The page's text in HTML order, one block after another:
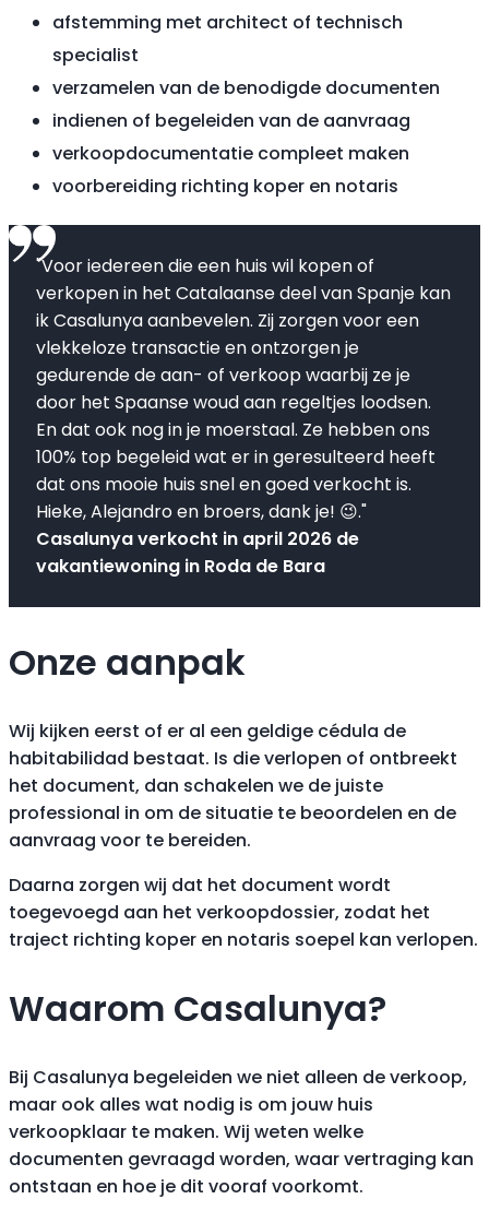
afstemming met architect of technisch
specialist
verzamelen van de benodigde documenten
indienen of begeleiden van de aanvraag
verkoopdocumentatie compleet maken
voorbereiding richting koper en notaris
"Voor iedereen die een huis wil kopen of
verkopen in het Catalaanse deel van Spanje kan
ik Casalunya aanbevelen. Zij zorgen voor een
vlekkeloze transactie en ontzorgen je
gedurende de aan- of verkoop waarbij ze je
door het Spaanse woud aan regeltjes loodsen.
En dat ook nog in je moerstaal. Ze hebben ons
100% top begeleid wat er in geresulteerd heeft
dat ons mooie huis snel en goed verkocht is.
Hieke, Alejandro en broers, dank je! 😉."
Casalunya verkocht in april 2026 de
vakantiewoning in Roda de Bara
Onze aanpak
Wij kijken eerst of er al een geldige cédula de
habitabilidad bestaat. Is die verlopen of ontbreekt
het document, dan schakelen we de juiste
professional in om de situatie te beoordelen en de
aanvraag voor te bereiden.
Daarna zorgen wij dat het document wordt
toegevoegd aan het verkoopdossier, zodat het
traject richting koper en notaris soepel kan verlopen.
Waarom Casalunya?
Bij Casalunya begeleiden we niet alleen de verkoop,
maar ook alles wat nodig is om jouw huis
verkoopklaar te maken. Wij weten welke
documenten gevraagd worden, waar vertraging kan
ontstaan en hoe je dit vooraf voorkomt.